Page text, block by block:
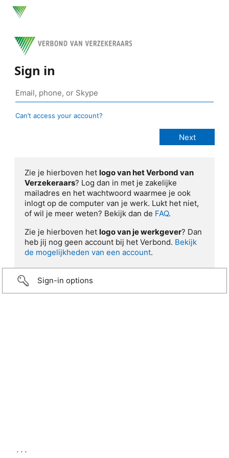
Sign in
Can’t access your account?
Zie je hierboven het logo van het Verbond van
Verzekeraars? Log dan in met je zakelijke
mailadres en het wachtwoord waarmee je ook
inlogt op de computer van je werk. Lukt het niet,
of wil je meer weten? Bekijk dan de FAQ.
Zie je hierboven het logo van je werkgever? Dan
heb jij nog geen account bij het Verbond. Bekijk
de mogelijkheden van een account.
Sign-in options
...